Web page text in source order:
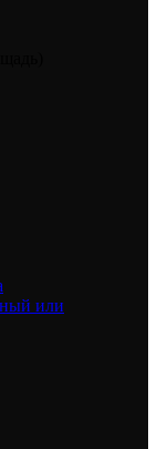
или